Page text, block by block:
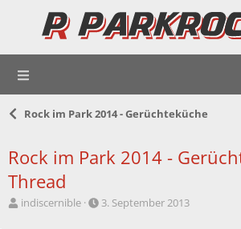
Rock im Park 2014 - Gerüchteküche
Rock im Park 2014 -
Thread
E
indiscernible
E
3. September 2013